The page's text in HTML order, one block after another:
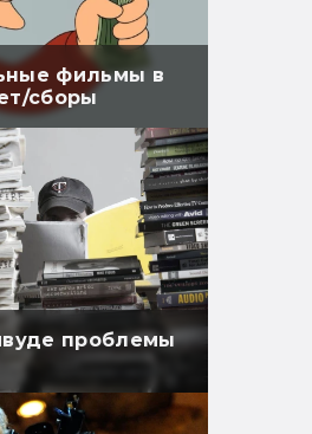
фильмы в
сборы
проблемы